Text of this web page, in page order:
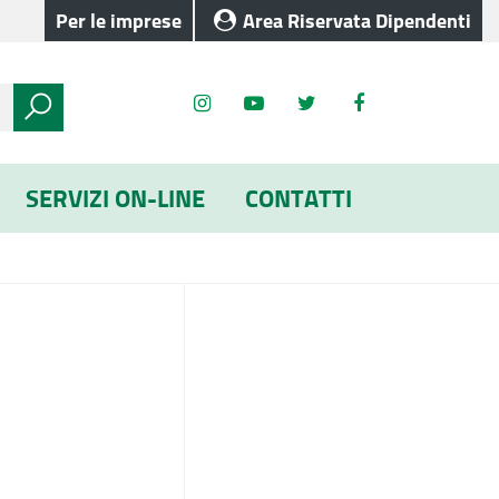
Per le imprese Area Riservata Dipendenti
SERVIZI ON-LINE CONTATTI